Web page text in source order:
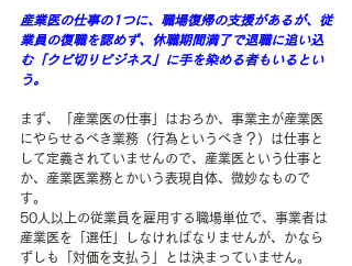
産業医の仕事の1つに、職場復帰の支援があるが、従
業員の復職を認めず、休職期間満了で退職に追い込
む「クビ切りビジネス」に手を染める者もいるとい
う。
まず、「産業医の仕事」はおろか、事業主が産業医
にやらせるべき業務（行為というべき？）は仕事と
して定義されていませんので、産業医という仕事と
か、産業医業務とかいう表現自体、微妙なもので
す。
50人以上の従業員を雇用する職場単位で、事業者は
産業医を「選任」しなければなりませんが、かなら
ずしも「対価を支払う」とは決まっていません。